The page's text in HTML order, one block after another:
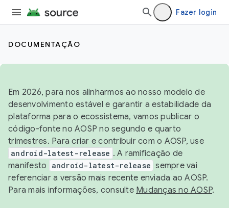
Fazer login
DOCUMENTAÇÃO
Em 2026, para nos alinharmos ao nosso modelo de
desenvolvimento estável e garantir a estabilidade da
plataforma para o ecossistema, vamos publicar o
código-fonte no AOSP no segundo e quarto
trimestres. Para criar e contribuir com o AOSP, use
android-latest-release . A ramificação de
manifesto
android-latest-release sempre vai
referenciar a versão mais recente enviada ao AOSP.
Para mais informações, consulte Mudanças no AOSP.